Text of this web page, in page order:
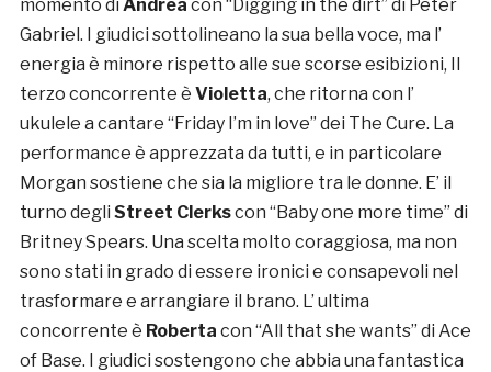
momento di Andrea con “Digging in the dirt” di Peter
Gabriel. I giudici sottolineano la sua bella voce, ma l’
energia è minore rispetto alle sue scorse esibizioni, Il
terzo concorrente è Violetta, che ritorna con l’
ukulele a cantare “Friday I’m in love” dei The Cure. La
performance è apprezzata da tutti, e in particolare
Morgan sostiene che sia la migliore tra le donne. E’ il
turno degli Street Clerkscon “Baby one more time” di
Britney Spears. Una scelta molto coraggiosa, ma non
sono stati in grado di essere ironici e consapevoli nel
trasformare e arrangiare il brano. L’ ultima
concorrente è Roberta con “All that she wants” di Ace
of Base. I giudici sostengono che abbia una fantastica